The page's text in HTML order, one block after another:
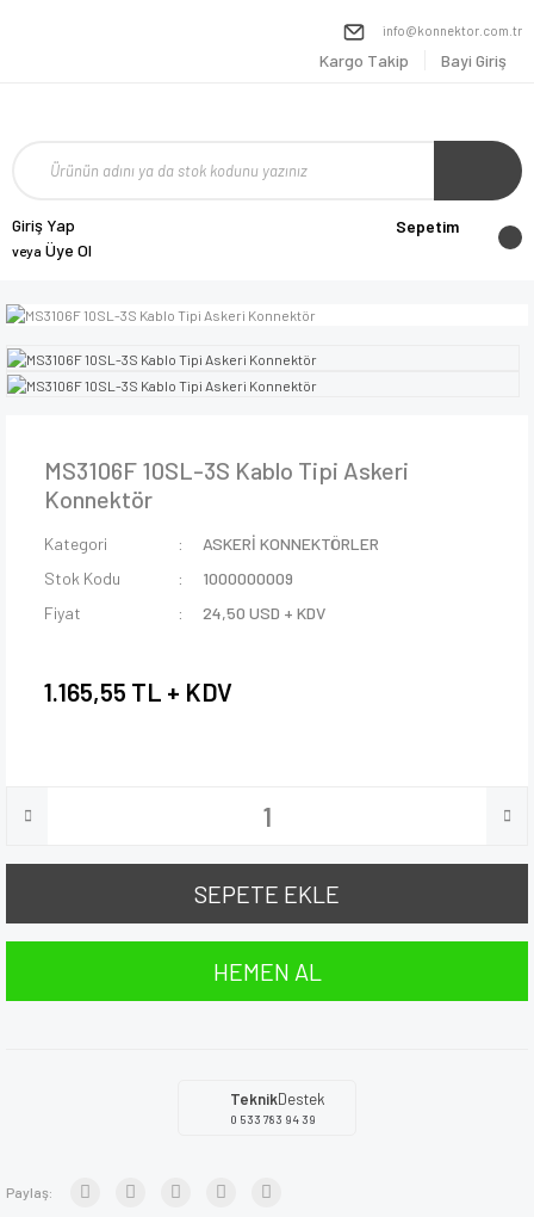
info@konnektor.com.tr
Kargo Takip Bayi Giriş
Giriş Yap
veya Üye Ol
Sepetim
MS3106F 10SL-3S Kablo Tipi Askeri
Konnektör
Kategori
ASKERİ KONNEKTÖRLER
Stok Kodu
1000000009
Fiyat
24,50 USD + KDV
1.165,55 TL + KDV
SEPETE EKLE
HEMEN AL
TeknikDestek
0 533 783 94 39
Paylaş: